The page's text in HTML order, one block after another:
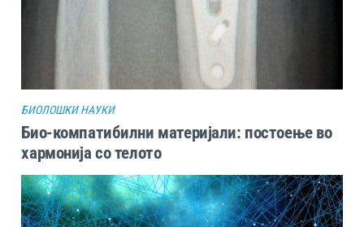
БИОЛОШКИ НАУКИ
Био-компатибилни материјали: постоење во
хармонија со телото